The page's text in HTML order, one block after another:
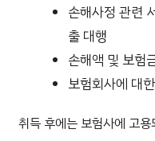
손해사정 관련
출 대행
손해액 및 보험
보험회사에 대
취득 후에는 보험사에 고